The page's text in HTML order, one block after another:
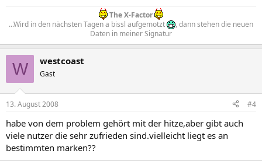
The X-Factor
...Wird in den nächsten Tagen a bissl aufgemotzt
, dann stehen die neuen
Daten in meiner Signatur​
W westcoast
Gast
13. August 2008 #4
habe von dem problem gehört mit der hitze,aber gibt auch
viele nutzer die sehr zufrieden sind.vielleicht liegt es an
bestimmten marken??